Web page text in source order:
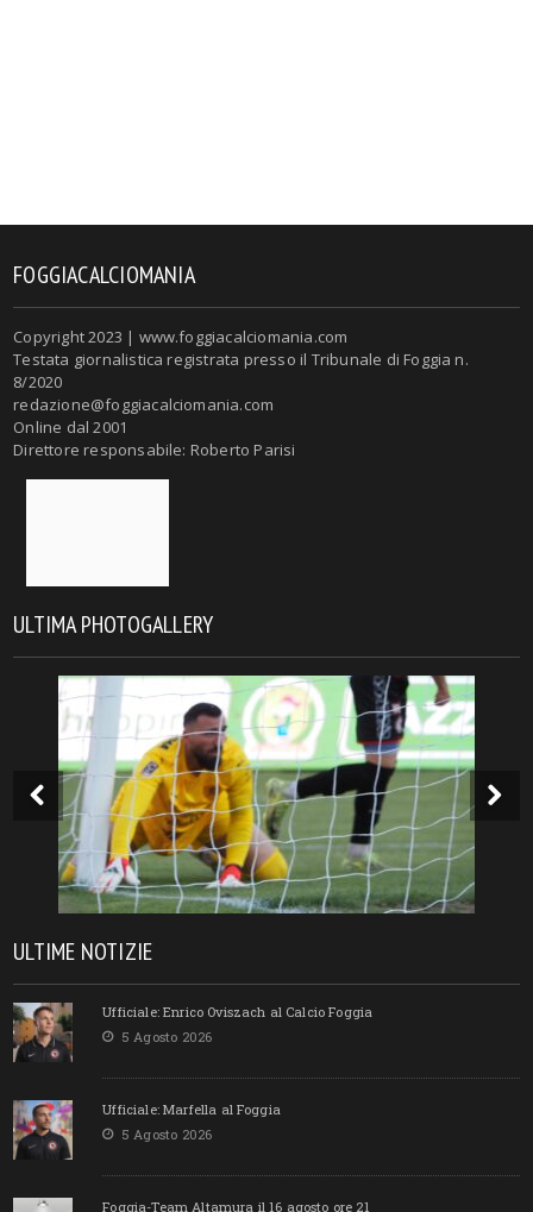
FOGGIACALCIOMANIA
Copyright 2023 | www.foggiacalciomania.com
Testata giornalistica registrata presso il Tribunale di Foggia n.
8/2020
redazione@foggiacalciomania.com
Online dal 2001
Direttore responsabile: Roberto Parisi
ULTIMA PHOTOGALLERY
ULTIME NOTIZIE
Ufficiale: Enrico Oviszach al Calcio Foggia
5 Agosto 2026
Ufficiale: Marfella al Foggia
5 Agosto 2026
Foggia-Team Altamura il 16 agosto ore 21